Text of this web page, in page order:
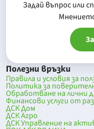
Задай въпрос или
Полезни връзки
Правила и условия за
Политика за
Обработване на лични
Финансови услуги от
ДСК Дом
ДСК Агро
ДСК Управление на